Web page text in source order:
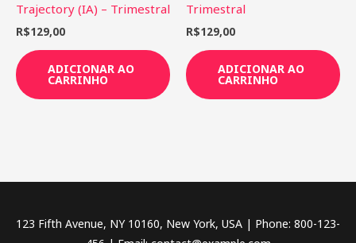
Trajectory (IA) – Trimestral
R$129,00
ADICIONAR AO
CARRINHO
Trimestral
R$129,00
ADICIONAR AO
CARRINHO
123 Fifth Avenue, NY 10160, New York, USA | Phone: 800-123-